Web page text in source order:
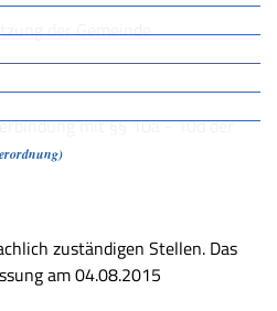
der Gemeinde.
mit §§ 10a - 10d der
zuständigen Stellen. Das
am 04.08.2015